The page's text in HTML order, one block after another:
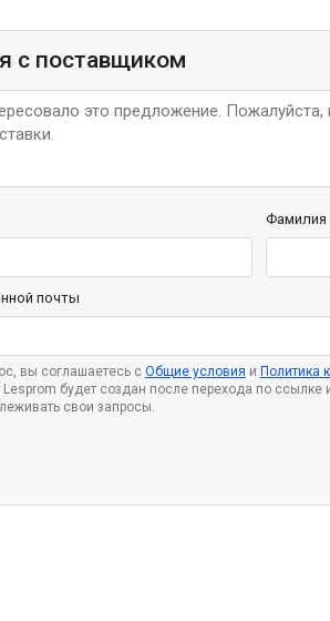
с поставщиком
Фамилия
почты
вы соглашаетесь с Общие условия и Политика
Lesprom будет создан после перехода по
свои запросы.